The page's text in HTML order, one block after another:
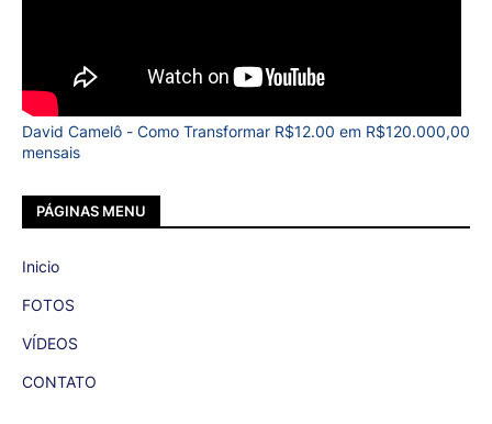
David Camelô - Como Transformar R$12.00 em R$120.000,00
mensais
PÁGINAS MENU
Inicio
FOTOS
VÍDEOS
CONTATO